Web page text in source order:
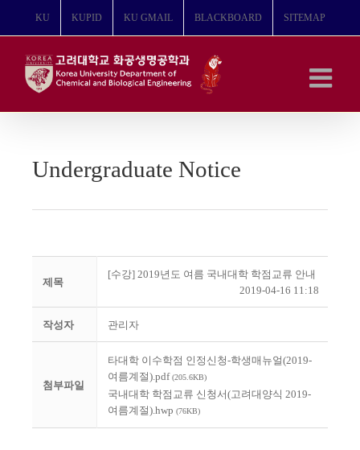
뛰
KU KUPID KU GMAIL BLACKBOARD SITEMAP
Undergraduate Notice
제목
[수강] 2019년도 여름 국내대학 학점교류 안내
2019-04-16 11:18
작성자 관리자
첨부파일
타대학 이수학점 인정신청-학생매뉴얼(2019-
여름계절).pdf(205.6KB)
국내대학 학점교류 신청서(고려대양식 2019-
여름계절).hwp (76KB)